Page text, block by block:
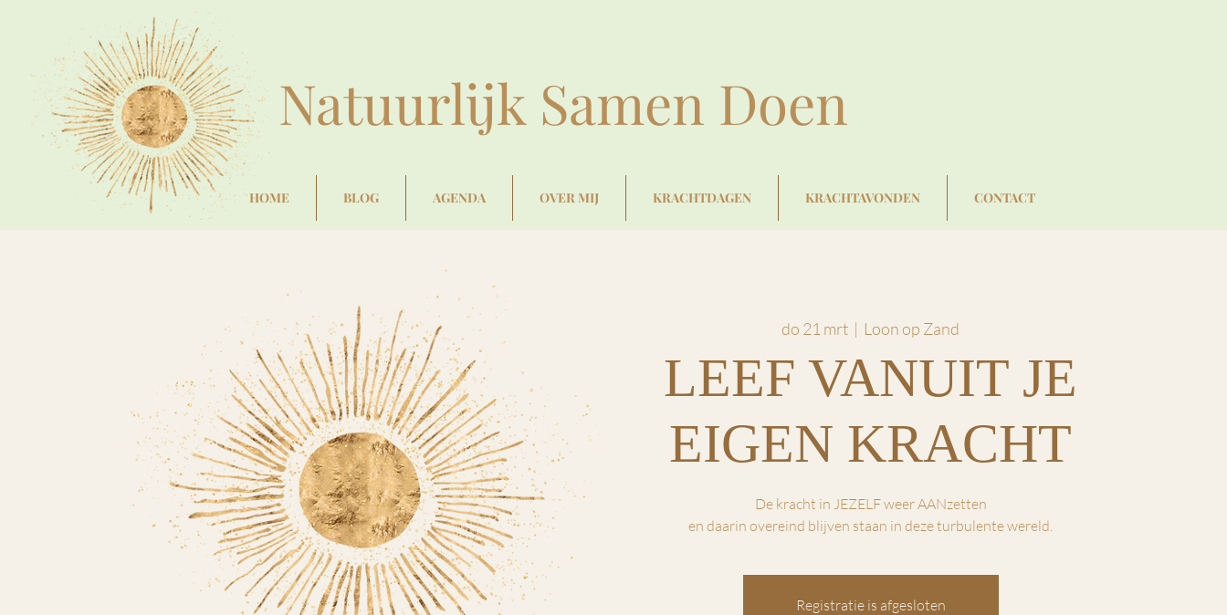
HOME BLOG AGENDA OVER MIJ KRACHTDAGEN KRACHTAVONDEN CONTACT
Natuurlijk Samen Doen
do 21 mrt
  |
Loon op Zand
LEEF VANUIT JE
EIGEN KRACHT
De kracht in JEZELF weer AANzetten
en daarin overeind blijven staan in deze turbulente wereld.
Registratie is afgesloten